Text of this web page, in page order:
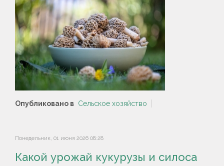
Опубликовано в Сельское хозяйство
Понедельник, 01 июня 2026 08:28
Какой урожай кукурузы и силоса